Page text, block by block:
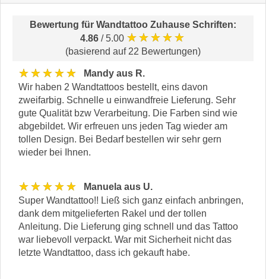
Bewertung für Wandtattoo Zuhause Schriften:
4.86 / 5.00 ★★★★★
(basierend auf 22 Bewertungen)
★★★★★
Mandy aus R.
Wir haben 2 Wandtattoos bestellt, eins davon
zweifarbig. Schnelle u einwandfreie Lieferung. Sehr
gute Qualität bzw Verarbeitung. Die Farben sind wie
abgebildet. Wir erfreuen uns jeden Tag wieder am
tollen Design. Bei Bedarf bestellen wir sehr gern
wieder bei Ihnen.
★★★★★
Manuela aus U.
Super Wandtattoo!! Ließ sich ganz einfach anbringen,
dank dem mitgelieferten Rakel und der tollen
Anleitung. Die Lieferung ging schnell und das Tattoo
war liebevoll verpackt. War mit Sicherheit nicht das
letzte Wandtattoo, dass ich gekauft habe.